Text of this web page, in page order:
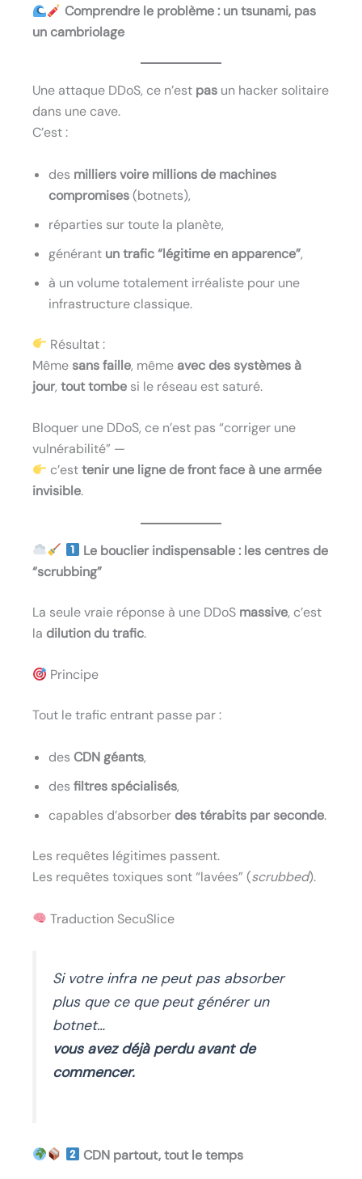
Comprendre le problème : un tsunami, pas
un cambriolage
Une attaque DDoS, ce n’est pas un hacker solitaire
dans une cave.
C’est :
des milliers voire millions de machines
compromises(botnets),
réparties sur toute la planète,
générant un trafic “légitime en apparence”,
à un volume totalement irréaliste pour une
infrastructure classique.
Résultat :
Mêmesans faille, même avec des systèmes à
jour, tout tombe si le réseau est saturé.
Bloquer une DDoS, ce n’est pas “corriger une
vulnérabilité” —
c’esttenir une ligne de front face à une armée
invisible.
Le bouclier indispensable : les centres de
“scrubbing”
La seule vraie réponse à une DDoS massive, c’est
la dilution du trafic.
Principe
Tout le trafic entrant passe par :
des CDN géants,
des filtres spécialisés,
capables d’absorberdes térabits par seconde.
Les requêtes légitimes passent.
Les requêtes toxiques sont “lavées” (scrubbed).
Traduction SecuSlice
Si votre infra ne peut pas absorber
plus que ce que peut générer un
botnet…
vous avez déjà perdu avant de
commencer.
CDN partout, tout le temps